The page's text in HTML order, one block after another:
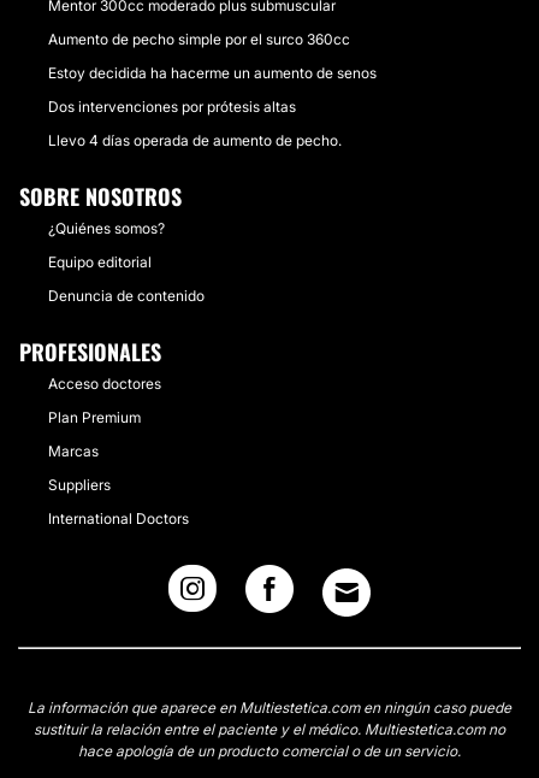
Mentor 300cc moderado plus submuscular
Aumento de pecho simple por el surco 360cc
Estoy decidida ha hacerme un aumento de senos
Dos intervenciones por prótesis altas
Llevo 4 días operada de aumento de pecho.
SOBRE NOSOTROS
¿Quiénes somos?
Equipo editorial
Denuncia de contenido
PROFESIONALES
Acceso doctores
Plan Premium
Marcas
Suppliers
International Doctors
La información que aparece en Multiestetica.com en ningún caso puede
sustituir la relación entre el paciente y el médico. Multiestetica.com no
hace apología de un producto comercial o de un servicio.